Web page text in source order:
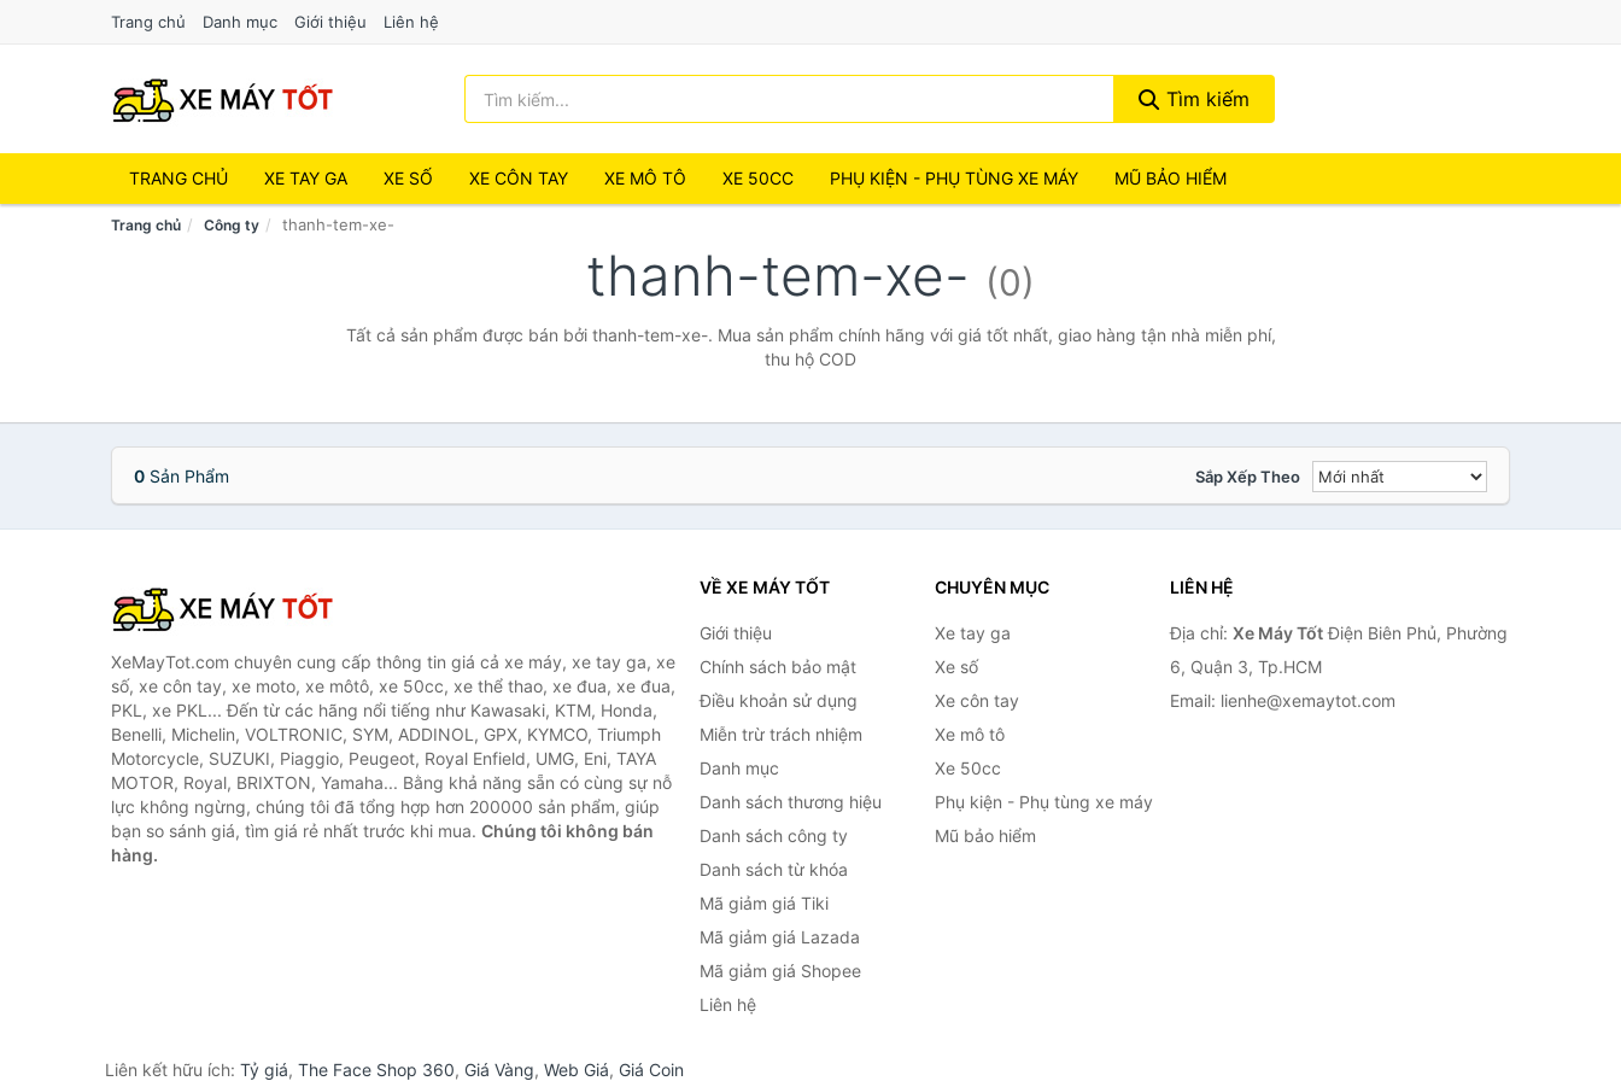
Trang chủ Danh mục Giới thiệu Liên hệ
Tìm kiếm
TRANG CHỦ XE TAY GA XE SỐ XE CÔN TAY XE MÔ TÔ XE 50CC PHỤ KIỆN - PHỤ TÙNG XE MÁY MŨ BẢO HIỂM
Trang chủ Công ty thanh-tem-xe-
thanh-tem-xe- (0)
Tất cả sản phẩm được bán bởi thanh-tem-xe-. Mua sản phẩm chính hãng với giá tốt nhất, giao hàng tận nhà miễn phí,
thu hộ COD
0 Sản Phẩm Sắp Xếp Theo
XeMayTot.com chuyên cung cấp thông tin giá cả xe máy, xe tay ga, xe
số, xe côn tay, xe moto, xe môtô, xe 50cc, xe thể thao, xe đua, xe đua,
PKL, xe PKL... Đến từ các hãng nổi tiếng như Kawasaki, KTM, Honda,
Benelli, Michelin, VOLTRONIC, SYM, ADDINOL, GPX, KYMCO, Triumph
Motorcycle, SUZUKI, Piaggio, Peugeot, Royal Enfield, UMG, Eni, TAYA
MOTOR, Royal, BRIXTON, Yamaha... Bằng khả năng sẵn có cùng sự nỗ
lực không ngừng, chúng tôi đã tổng hợp hơn 200000 sản phẩm, giúp
bạn so sánh giá, tìm giá rẻ nhất trước khi mua. Chúng tôi không bán
hàng.
VỀ XE MÁY TỐT
Giới thiệu
Chính sách bảo mật
Điều khoản sử dụng
Miễn trừ trách nhiệm
Danh mục
Danh sách thương hiệu
Danh sách công ty
Danh sách từ khóa
Mã giảm giá Tiki
Mã giảm giá Lazada
Mã giảm giá Shopee
Liên hệ
CHUYÊN MỤC
Xe tay ga
Xe số
Xe côn tay
Xe mô tô
Xe 50cc
Phụ kiện - Phụ tùng xe máy
Mũ bảo hiểm
LIÊN HỆ
Địa chỉ: Xe Máy TốtĐiện Biên Phủ, Phường
6, Quận 3, Tp.HCM
Email: lienhe@xemaytot.com
Liên kết hữu ích: Tỷ giá, The Face Shop 360, Giá Vàng, Web Giá, Giá Coin